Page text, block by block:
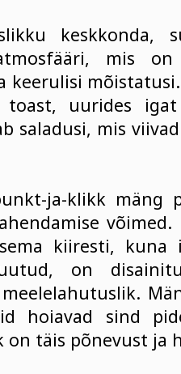
keskkonda,
atmosfääri, mis
keerulisi
toast, uurides
saladusi, mis
ja-klikk mäng
võimed.
kiiresti, kuna
on
hoiavad sind
on täis põnevust ja